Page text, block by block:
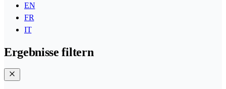
EN
FR
IT
Ergebnisse filtern